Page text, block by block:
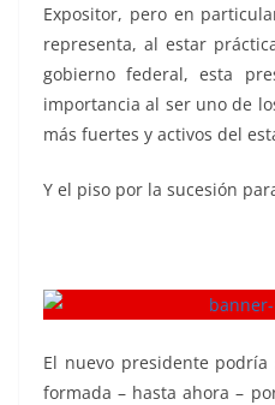
Expositor, pero en
representa, al estar
gobierno federal, esta
importancia al ser uno de
más fuertes y activos del
Y el piso por la sucesión
El nuevo presidente
formada – hasta ahora –